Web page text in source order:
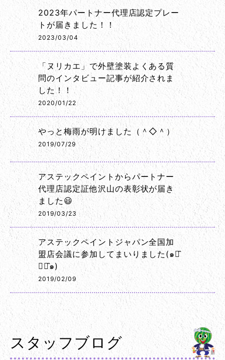
2023年パートナー代理店認定プレー
トが届きました！！
2023/03/04
「ヌリカエ」で外壁塗装よくある質
問のインタビュー記事が紹介されま
した！！
2020/01/22
やっと梅雨が明けました（＾◇＾）
2019/07/29
アステックペイントからパートナー
代理店認定証他沢山の表彰状が届き
ました😃
2019/03/23
アステックペイントジャパン全国加
盟店会議に参加してまいりました(๑･̑
◡･̑๑)
2019/02/09
スタッフブログ